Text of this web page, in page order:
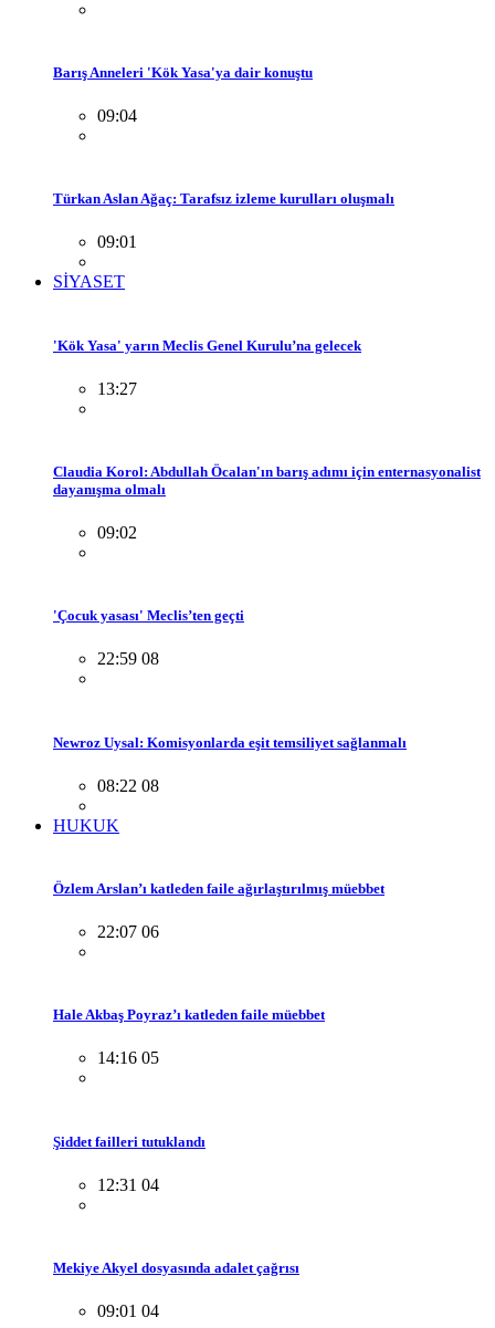
Barış Anneleri 'Kök Yasa'ya dair konuştu
09:04
Türkan Aslan Ağaç: Tarafsız izleme kurulları oluşmalı
09:01
SİYASET
'Kök Yasa' yarın Meclis Genel Kurulu’na gelecek
13:27
Claudia Korol: Abdullah Öcalan'ın barış adımı için enternasyonalist
dayanışma olmalı
09:02
'Çocuk yasası' Meclis’ten geçti
22:59 08
Newroz Uysal: Komisyonlarda eşit temsiliyet sağlanmalı
08:22 08
HUKUK
Özlem Arslan’ı katleden faile ağırlaştırılmış müebbet
22:07 06
Hale Akbaş Poyraz’ı katleden faile müebbet
14:16 05
Şiddet failleri tutuklandı
12:31 04
Mekiye Akyel dosyasında adalet çağrısı
09:01 04